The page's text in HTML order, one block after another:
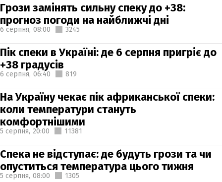
Грози замінять сильну спеку до +38:
прогноз погоди на найближчі дні
6 серпня, 08:00 3245
Пік спеки в Україні: де 6 серпня пригріє до
+38 градусів
6 серпня, 06:40 819
На Україну чекає пік африканської спеки:
коли температури стануть
комфортнішими
5 серпня, 20:00 11381
Спека не відступає: де будуть грози та чи
опуститься температура цього тижня
5 серпня, 08:00 1305